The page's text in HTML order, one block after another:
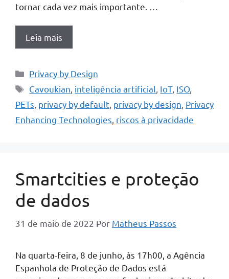
tornar cada vez mais importante. …
Leia mais
Categorias
Privacy by Design
Tags
Cavoukian inteligência artificial IoT, ISO,
PETs privacy by default privacy by design Privacy
Enhancing Technologies riscos à privacidade
Smartcities e proteção
de dados
31 de maio de 2022 Por Matheus Passos
Na quarta-feira, 8 de junho, às 17h00, a Agência
Espanhola de Proteção de Dados está